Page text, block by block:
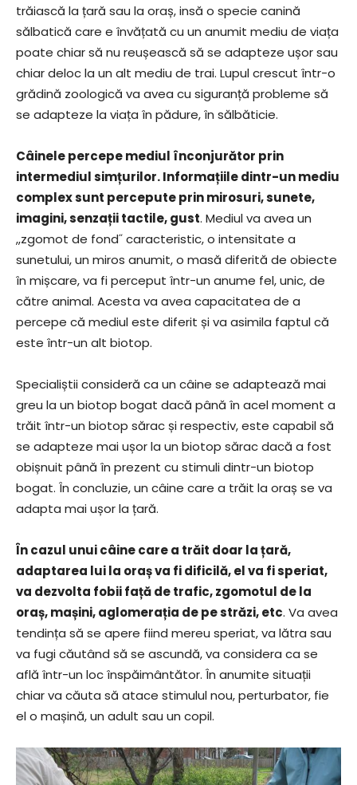
trăiască la țară sau la oraș, insă o specie canină
sălbatică care e învățată cu un anumit mediu de viața
poate chiar să nu reușească să se adapteze ușor sau
chiar deloc la un alt mediu de trai. Lupul crescut într-o
grădină zoologică va avea cu siguranță probleme să
se adapteze la viața în pădure, în sălbăticie.
Câinele percepe mediul înconjurător prin
intermediul simțurilor. Informațiile dintr-un mediu
complex sunt percepute prin mirosuri, sunete,
imagini, senzații tactile, gust. Mediul va avea un
,,zgomot de fond˝ caracteristic, o intensitate a
sunetului, un miros anumit, o masă diferită de obiecte
în mișcare, va fi perceput într-un anume fel, unic, de
către animal. Acesta va avea capacitatea de a
percepe că mediul este diferit și va asimila faptul că
este într-un alt biotop.
Specialiștii consideră ca un câine se adaptează mai
greu la un biotop bogat dacă până în acel moment a
trăit într-un biotop sărac și respectiv, este capabil să
se adapteze mai ușor la un biotop sărac dacă a fost
obișnuit până în prezent cu stimuli dintr-un biotop
bogat. În concluzie, un câine care a trăit la oraș se va
adapta mai ușor la țară.
În cazul unui câine care a trăit doar la țară,
adaptarea lui la oraș va fi dificilă, el va fi speriat,
va dezvolta fobii față de trafic, zgomotul de la
oraș, mașini, aglomerația de pe străzi, etc. Va avea
tendința să se apere fiind mereu speriat, va lătra sau
va fugi căutând să se ascundă, va considera ca se
află într-un loc înspăimântător. În anumite situații
chiar va căuta să atace stimulul nou, perturbator, fie
el o mașină, un adult sau un copil.